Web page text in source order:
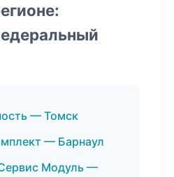
— Томск
— Барнаул
Модуль —